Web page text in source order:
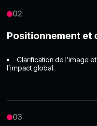
02
Positionnement et
Clarification de l’image
l’impact global.
03